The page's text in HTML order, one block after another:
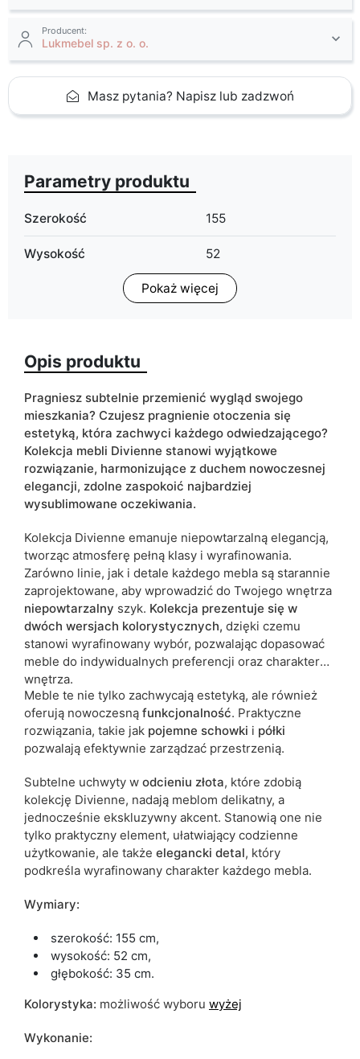
Producent:
Lukmebel sp. z o. o.
Masz pytania? Napisz lub zadzwoń
Parametry produktu
Szerokość 155
Wysokość 52
35
Kolorystyka
Typ szafki stojąca
ean13 5905723932025
Termin dostawy: 10 dni roboczych
Ze względu na proces produkcyjny i właściwości materiałów,
Pokaż więcej
Opis produktu
Pragniesz subtelnie przemienić wygląd swojego
mieszkania? Czujesz pragnienie otoczenia się
estetyką, która zachwyci każdego odwiedzającego?
Kolekcja mebli Divienne stanowi wyjątkowe
rozwiązanie, harmonizujące z duchem nowoczesnej
elegancji, zdolne zaspokoić najbardziej
wysublimowane oczekiwania.
Kolekcja Divienne emanuje niepowtarzalną elegancją,
tworząc atmosferę pełną klasy i wyrafinowania.
Zarówno linie, jak i detale każdego mebla są starannie
zaprojektowane, aby wprowadzić do Twojego wnętrza
niepowtarzalny szyk. Kolekcja prezentuje się w
dwóch wersjach kolorystycznych, dzięki czemu
stanowi wyrafinowany wybór, pozwalając dopasować
meble do indywidualnych preferencji oraz charakteru
wnętrza.
Meble te nie tylko zachwycają estetyką, ale również
oferują nowoczesną funkcjonalność. Praktyczne
rozwiązania, takie jak pojemne schowki i półki
pozwalają efektywnie zarządzać przestrzenią.
Subtelne uchwyty w odcieniu złota, które zdobią
kolekcję Divienne, nadają meblom delikatny, a
jednocześnie ekskluzywny akcent. Stanowią one nie
tylko praktyczny element, ułatwiający codzienne
użytkowanie, ale także elegancki detal, który
podkreśla wyrafinowany charakter każdego mebla.
Wymiary:
szerokość: 155 cm,
wysokość: 52 cm,
głębokość: 35 cm.
Kolorystyka: możliwość wyboru wyżej
Wykonanie: